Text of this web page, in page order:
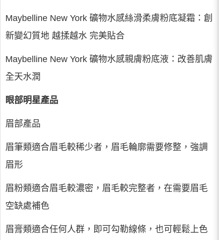
Maybelline New York 礦物水感絲滑柔膚粉底凝霜：創
新變幻質地 越揉越水 完美貼合
Maybelline New York 礦物水感親膚粉底液：改善肌膚
全天水潤
眼部明星產品
眉部產品
眉筆類適合眉毛較稀少者，眉毛輪廓需要修整，強調
眉形
眉粉類適合眉毛較濃密，眉毛較完整者，在需要眉毛
空缺處補色
眉膏類適合任何人群，即可勾勒線條，也可輕鬆上色